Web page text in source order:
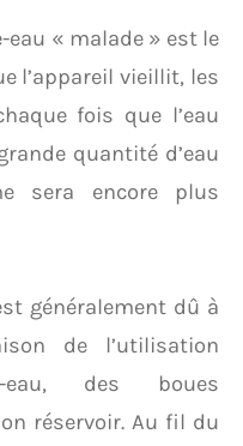
eau « malade » est le
l’appareil vieillit, les
fois que l’eau
quantité d’eau
sera encore plus
généralement dû à
de l’utilisation
eau, des boues
réservoir. Au fil du